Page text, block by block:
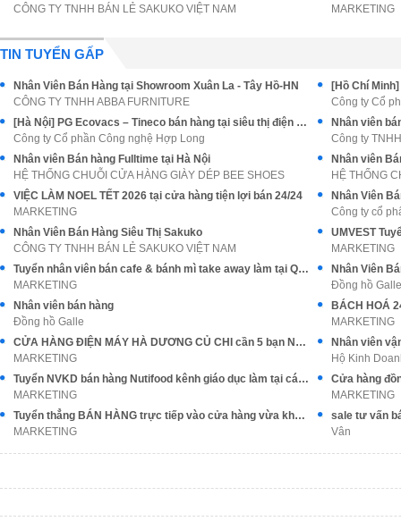
CÔNG TY TNHH BÁN LẺ SAKUKO VIỆT NAM
MARKETING
TIN TUYỂN GẤP
Nhân Viên Bán Hàng tại Showroom Xuân La - Tây Hồ-HN
CÔNG TY TNHH ABBA FURNITURE
Công ty Cổ
[Hà Nội] PG Ecovacs – Tineco bán hàng tại siêu thị điện máy
Công ty Cổ phần Công nghệ Hợp Long
Nhân viên
Công ty
Nhân viên Bán hàng Fulltime tại Hà Nội
HỆ THỐNG CHUỖI CỬA HÀNG GIÀY DÉP BEE SHOES
Nhân viên
HỆ THỐNG
VIỆC LÀM NOEL TẾT 2026 tại cửa hàng tiện lợi bán 24/24
MARKETING
Nhân Viên
Công ty cổ
Nhân Viên Bán Hàng Siêu Thị Sakuko
CÔNG TY TNHH BÁN LẺ SAKUKO VIỆT NAM
UMVEST
MARKETING
Tuyển nhân viên bán cafe & bánh mì take away làm tại Q2 Thủ Đức
MARKETING
Nhân Viên
Đồng hồ Galle
Nhân viên bán hàng
Đồng hồ Galle
MARKETING
CỬA HÀNG ĐIỆN MÁY HÀ DƯƠNG CỦ CHI cần 5 bạn NV bán hàng
MARKETING
Nhân viên
Hộ Kinh
Tuyển NVKD bán hàng Nutifood kênh giáo dục làm tại các tỉnh thành
MARKETING
MARKETING
Tuyển thẳng BÁN HÀNG trực tiếp vào cửa hàng vừa khai trương
MARKETING
sale tư vấn
Vân